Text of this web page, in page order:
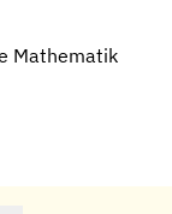
Mathematik